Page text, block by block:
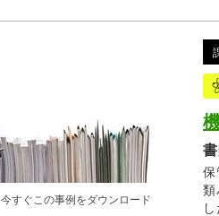
今すぐこの事例をダウンロード
保
類